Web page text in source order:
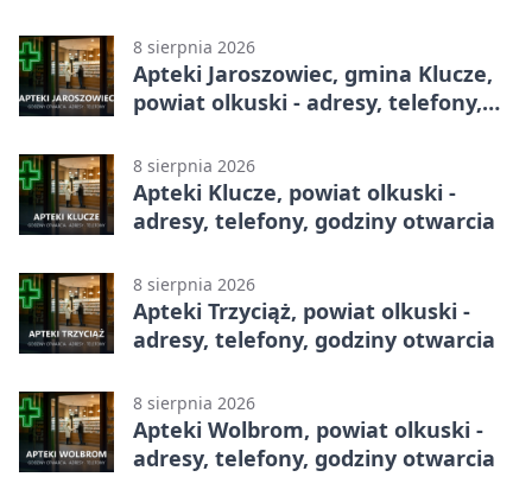
8 sierpnia 2026
Apteki Jaroszowiec, gmina Klucze,
powiat olkuski - adresy, telefony,
8 sierpnia 2026
Apteki Klucze, powiat olkuski -
adresy, telefony, godziny otwarcia
8 sierpnia 2026
Apteki Trzyciąż, powiat olkuski -
adresy, telefony, godziny otwarcia
8 sierpnia 2026
Apteki Wolbrom, powiat olkuski -
adresy, telefony, godziny otwarcia